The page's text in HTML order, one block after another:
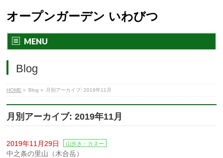
オープンガーデン いわびつ
MENU
Blog
HOME » Blog » 月別アーカイブ: 2019年11月
月別アーカイブ: 2019年11月
2019年11月29日 山歩き・カヌー
中之条の里山（木合岳）